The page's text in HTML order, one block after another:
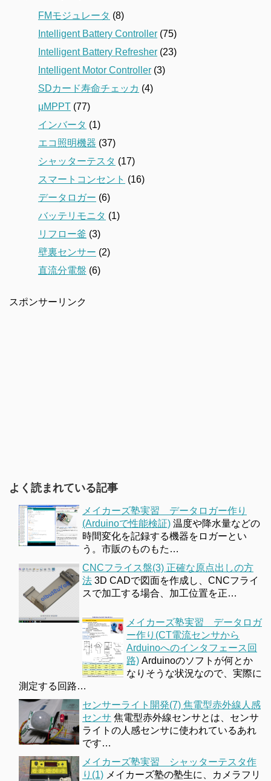
FMモジュレータ (8)
Intelligent Battery Controller (75)
Intelligent Battery Refresher (23)
Intelligent Motor Controller (3)
SDカード寿命チェッカ (4)
μMPPT (77)
インバータ (1)
エコ照明機器 (37)
シャッターテスタ (17)
スマートコンセント (16)
データロガー (6)
バッテリモニタ (1)
リフロー釜 (3)
壁裏センサー (2)
直流分電盤 (6)
スポンサーリンク
よく読まれている記事
メイカーズ塾実習 データロガー作り
(Arduinoで性能検証) 温度や降水量などの
時間変化を記録する機器をロガーとい
う。市販のものもた…
CNCフライス盤(3) 正確な原点出しの方
法 3D CADで図面を作成し、CNCフライ
スで加工する場合、加工位置を正…
メイカーズ塾実習 データロガ
ー作り(CT電流センサから
Arduinoへのインタフェース回
路) Arduinoのソフトが何とか
なりそうな状況なので、実際に
測定する回路…
センサーライト開発(7) 焦電型赤外線人感
センサ 焦電型赤外線センサとは、センサ
ライトの人感センサに使われているあれ
です…
メイカーズ塾実習 シャッターテスタ作
り(1) メイカーズ塾の塾生に、カメラフリ